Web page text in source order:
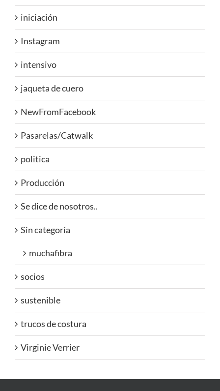
iniciación
Instagram
intensivo
jaqueta de cuero
NewFromFacebook
Pasarelas/Catwalk
politica
Producción
Se dice de nosotros..
Sin categoría
muchafibra
socios
sustenible
trucos de costura
Virginie Verrier